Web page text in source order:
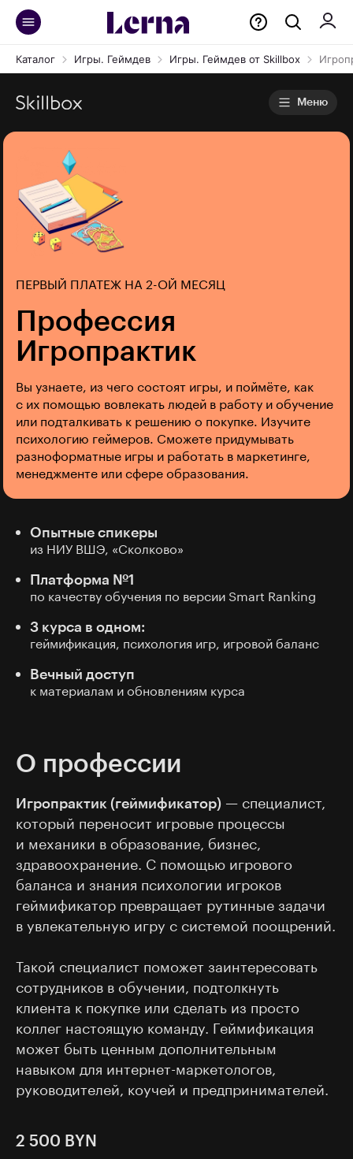
Каталог Игры. Геймдев Игры. Геймдев от Skillbox
Меню
ПЕРВЫЙ ПЛАТЕЖ НА 2-ОЙ МЕСЯЦ
Профессия
Игропрактик
Вы узнаете, из чего состоят игры, и поймёте, как
с их помощью вовлекать людей в работу и обучение
или подталкивать к решению о покупке. Изучите
психологию геймеров. Сможете придумывать
разноформатные игры и работать в маркетинге,
менеджменте или сфере образования.
Опытные спикеры
из НИУ ВШЭ, «Сколково»
Платформа №1
по качеству обучения по версии Smart Ranking
3 курса в одном:
геймификация, психология игр, игровой баланс
Вечный доступ
к материалам и обновлениям курса
О профессии
Игропрактик (геймификатор) — специалист,
который переносит игровые процессы
и механики в образование, бизнес,
здравоохранение. С помощью игрового
баланса и знания психологии игроков
геймификатор превращает рутинные задачи
в увлекательную игру с системой поощрений.
Такой специалист поможет заинтересовать
сотрудников в обучении, подтолкнуть
клиента к покупке или сделать из просто
коллег настоящую команду. Геймификация
может быть ценным дополнительным
навыком для интернет-маркетологов,
руководителей, коучей и предпринимателей.
2 500 BYN